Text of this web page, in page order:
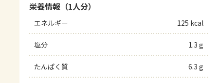
栄養情報（1人分）
エネルギー 125 kcal
塩分 1.3 g
たんぱく質 6.3 g